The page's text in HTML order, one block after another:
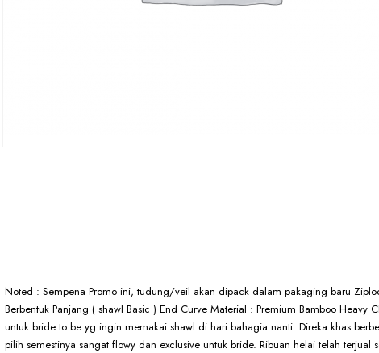
Noted : Sempena Promo ini, tudung/veil akan dipack dalam pakaging baru
Berbentuk Panjang ( shawl Basic ) End Curve Material : Premium Bamboo
untuk bride to be yg ingin memakai shawl di hari bahagia nanti. Direka khas
pilih semestinya sangat flowy dan exclusive untuk bride. Ribuan helai telah